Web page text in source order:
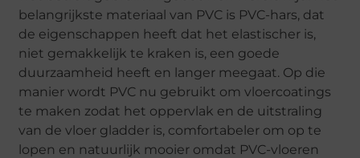
belangrijkste materiaal van PVC is PVC-hars, dat
de eigenschappen heeft dat het elastischer is,
niet gemakkelijk te kraken is, een goede
duurzaamheid heeft en langer meegaat. Op die
manier wordt PVC nu gebruikt om vloercoatings
te maken zodat het oppervlak en de uitstraling
van de vloer gladder is, comfortabeler om op te
lopen en natuurlijk mooier omdat PVC-vloeren